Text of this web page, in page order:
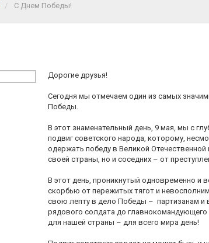
C Днем Победы!
Дорогие друзья!
Сегодня мы отмечаем один из самых
Победы.
В этот знаменательный день, 9 мая, мы с
подвиг советского народа, которому,
одержать победу в Великой
своей страны, но и соседних – от
В этот день, проникнутый одновременно
скорбью от пережитых тягот и
свою лепту в дело Победы – партизанам
рядового солдата до
для нашей страны – для всего мира день!